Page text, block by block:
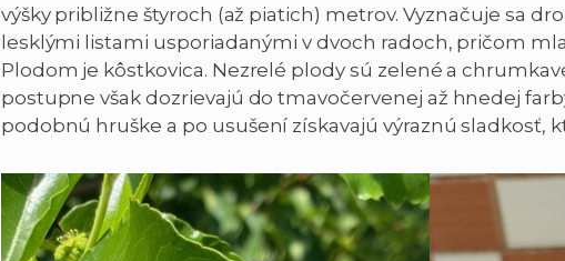
výšky približne štyroch (až piatich) metrov. Vyznačuje sa
lesklými listami usporiadanými v dvoch radoch, pričom
Plodom je kôstkovica. Nezrelé plody sú zelené a
postupne však dozrievajú do tmavočervenej až hnedej
podobnú hruške a po usušení získavajú výraznú sladkosť,